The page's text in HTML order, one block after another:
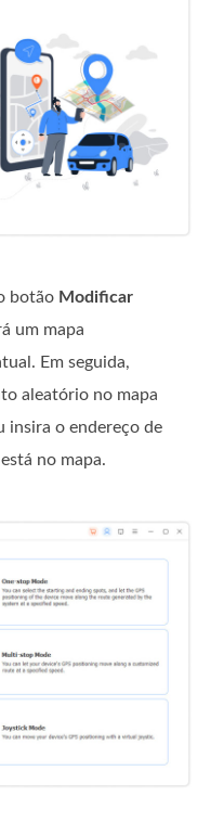
botão Modificar
um mapa
Em seguida,
aleatório no mapa
insira o endereço de
no mapa.